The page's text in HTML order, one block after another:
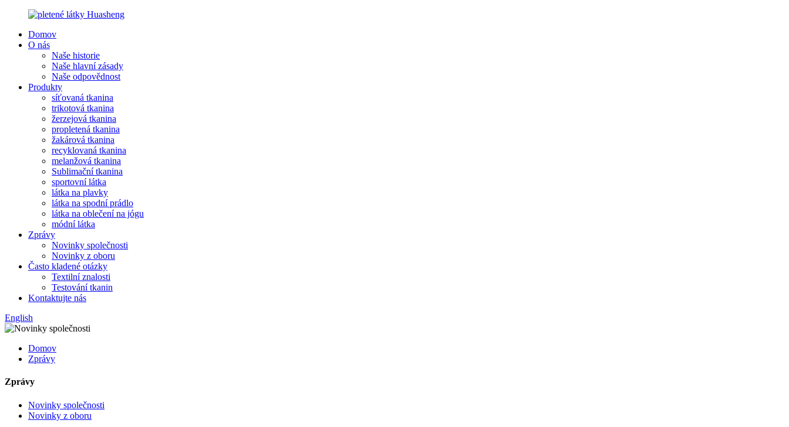
Domov
O nás
Naše historie
Naše hlavní zásady
Naše odpovědnost
Produkty
síťovaná tkanina
trikotová tkanina
žerzejová tkanina
propletená tkanina
žakárová tkanina
recyklovaná tkanina
melanžová tkanina
Sublimační tkanina
sportovní látka
látka na plavky
látka na spodní prádlo
látka na oblečení na jógu
módní látka
Zprávy
Novinky společnosti
Novinky z oboru
Často kladené otázky
Textilní znalosti
Testování tkanin
Kontaktujte nás
English
Domov
Zprávy
Zprávy
Novinky společnosti
Novinky z oboru